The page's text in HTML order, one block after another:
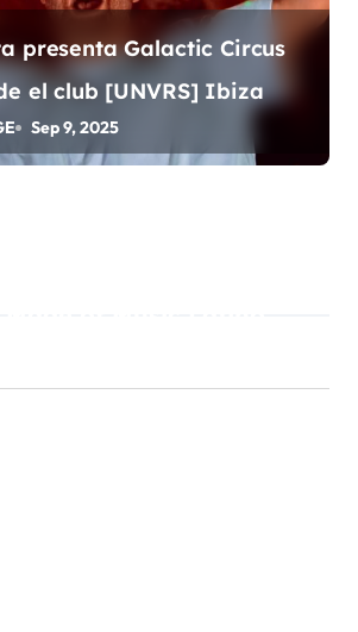
presenta Galactic Circus
el club [UNVRS] Ibiza
Sep 9, 2025